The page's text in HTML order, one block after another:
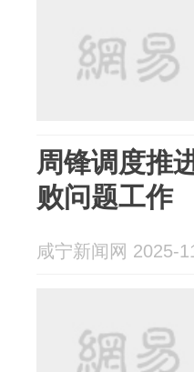
周锋调度推
败问题工作
咸宁新闻网 2025-